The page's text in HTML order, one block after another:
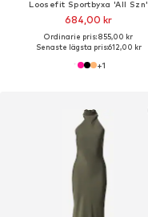
Loosefit Sportbyxa 'All Szn'
684,00 kr
Ordinarie pris: 855,00 kr
Senaste lägsta pris:612,00 kr
+1